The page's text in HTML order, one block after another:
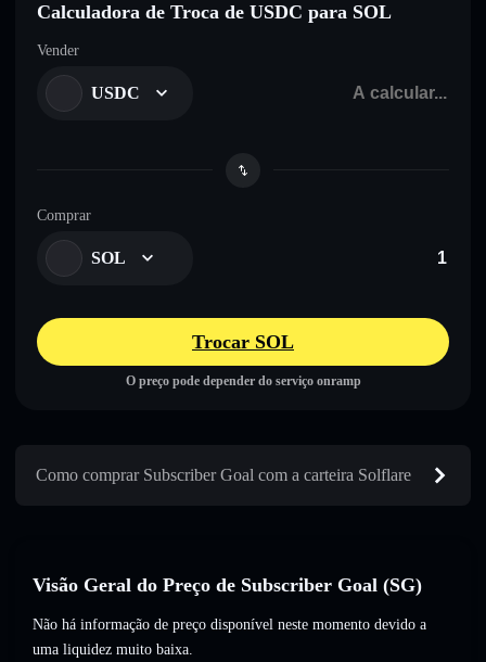
Calculadora de Troca de USDC para SOL
Vender
USDC
Comprar
SOL
Trocar SOL
O preço pode depender do serviço onramp
Como comprar Subscriber Goal com a carteira Solflare
Visão Geral do Preço de Subscriber Goal (SG)
Não há informação de preço disponível neste momento devido a
uma liquidez muito baixa.